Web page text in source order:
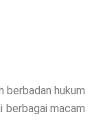
berbadan hukum
berbagai macam